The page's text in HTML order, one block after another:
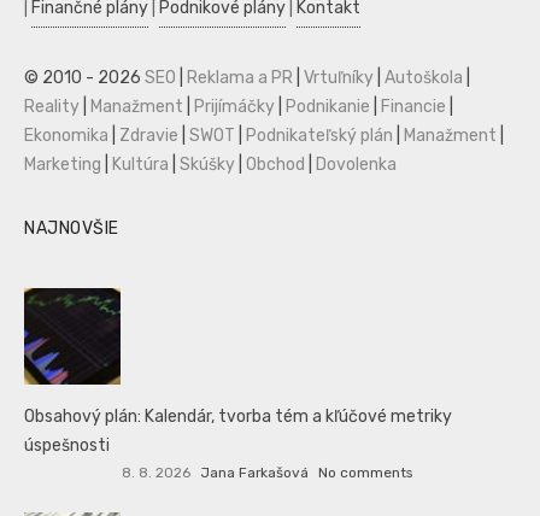
Finančné plány Podnikové plány Kontakt
© 2010 - 2026 SEO Reklama a PR Vrtuľníky Autoškola
Reality
Manažment Prijímáčky Podnikanie Financie
Ekonomika
Zdravie SWOT Podnikateľský plán Manažment
Marketing
Kultúra Skúšky Obchod Dovolenka
NAJNOVŠIE
Obsahový plán: Kalendár, tvorba tém a kľúčové metriky
úspešnosti
8. 8. 2026 Jana Farkašová No comments